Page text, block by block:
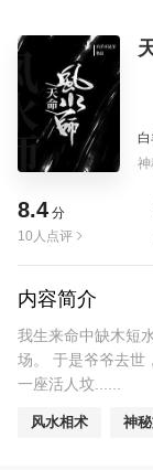
8.4 分
10人点评
内容简介
我生来命中缺木短
场。 于是爷爷去世
一座活人坟......
风水相术 神